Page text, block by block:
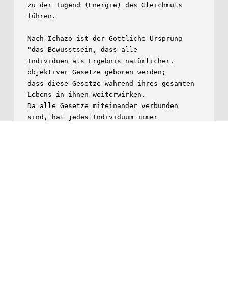
zu der Tugend (Energie) des Gleichmuts
führen.
Nach Ichazo ist der Göttliche Ursprung
"das Bewusstsein, dass alle
Individuen als Ergebnis natürlicher,
objektiver Gesetze geboren werden;
dass diese Gesetze während ihres gesamten
Lebens in ihnen weiterwirken.
Da alle Gesetze miteinander verbunden
sind, hat jedes Individuum immer